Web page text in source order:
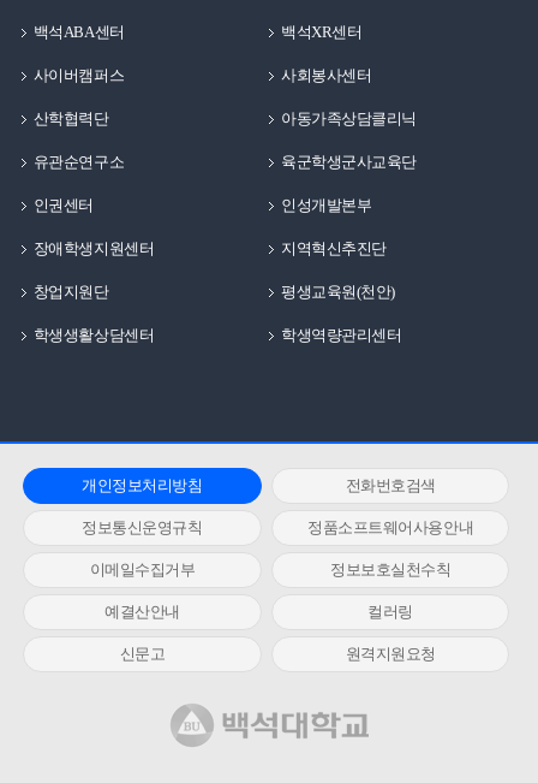
백석ABA센터 백석XR센터
사이버캠퍼스 사회봉사센터
산학협력단 아동가족상담클리닉
유관순연구소 육군학생군사교육단
인권센터 인성개발본부
장애학생지원센터 지역혁신추진단
창업지원단 평생교육원(천안)
학생생활상담센터 학생역량관리센터
개인정보처리방침 전화번호검색
정보통신운영규칙 정품소프트웨어사용안내
이메일수집거부 정보보호실천수칙
예결산안내 컬러링
신문고 원격지원요청